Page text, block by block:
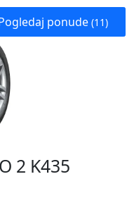
ponude (11)
2 K435